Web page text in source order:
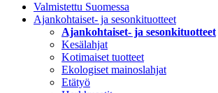
Valmistettu Suomessa
Ajankohtaiset- ja sesonkituotteet
Ajankohtaiset- ja sesonkituotteet
Kesälahjat
Kotimaiset tuotteet
Ekologiset mainoslahjat
Etätyö